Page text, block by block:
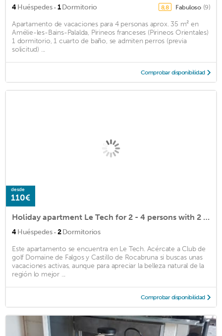
4Huéspedes · 1Dormitorio 8,8 Fabuloso (9)
Apartamento de vacaciones para 4 personas aprox. 35 m² en
Amélie-les-Bains-Palalda, Pirineos franceses (Pirineos Orientales)
1 dormitorio, 1 cuarto de baño, se admiten perros (previa
solicitud) ...
Comprobar disponibilidad
desde
110€
Holiday apartment Le Tech for 2 - 4 persons with 2 bedrooms - Row house
4Huéspedes · 2Dormitorios
Este apartamento se encuentra en Le Tech. Acércate a Club de
golf Domaine de Falgos y Castillo de Rocabruna si buscas unas
vacaciones activas, aunque para apreciar la belleza natural de la
región lo mejor ...
Comprobar disponibilidad